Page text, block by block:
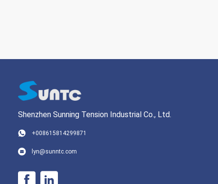
Shenzhen Sunning Tension Industrial Co., Ltd.
+008615814299871
lyn@sunntc.com